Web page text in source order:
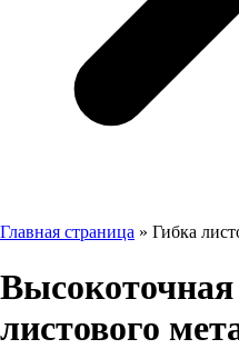
Бесплатный звонок
Главная страница » Гибка
Высокоточная
листового